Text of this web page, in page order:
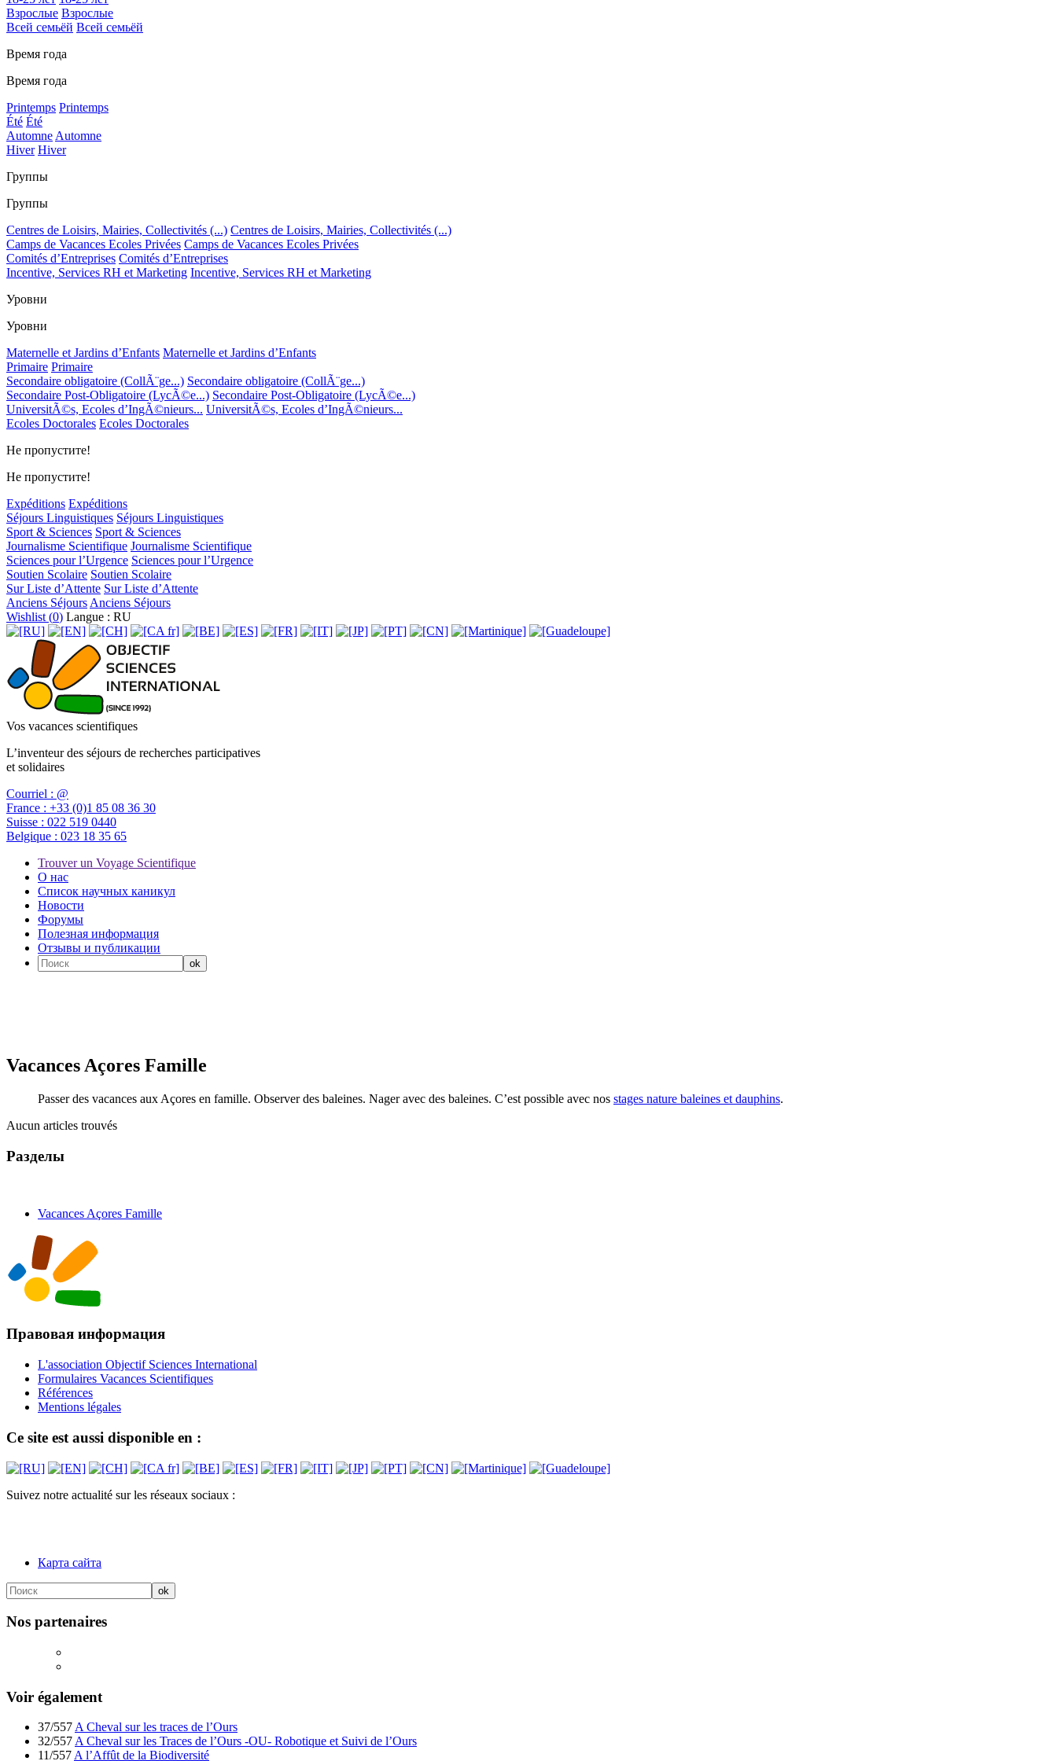
Взрослые Взрослые
Всей семьёй Всей семьёй
Время года
Время года
Printemps Printemps
Été Été
AutomneAutomne
Hiver Hiver
Группы
Группы
Centres de Loisirs, Mairies, Collectivités (...) Centres de Loisirs, Mairies, Collectivités (...)
Camps de Vacances Ecoles Privées Camps de Vacances Ecoles Privées
Comités d’Entreprises Comités d’Entreprises
Incentive, Services RH et Marketing Incentive, Services RH et Marketing
Уровни
Уровни
Maternelle et Jardins d’Enfants Maternelle et Jardins d’Enfants
Primaire Primaire
Secondaire obligatoire (CollÃ¨ge...) Secondaire obligatoire (CollÃ¨ge...)
Secondaire Post-Obligatoire (LycÃ©e...) Secondaire Post-Obligatoire (LycÃ©e...)
UniversitÃ©s, Ecoles d’IngÃ©nieurs... UniversitÃ©s, Ecoles d’IngÃ©nieurs...
Ecoles Doctorales Ecoles Doctorales
Не пропустите!
Не пропустите!
Expéditions Expéditions
Séjours Linguistiques Séjours Linguistiques
Sport & Sciences Sport & Sciences
Journalisme Scientifique Journalisme Scientifique
Sciences pour l’Urgence Sciences pour l’Urgence
Soutien Scolaire Soutien Scolaire
Sur Liste d’Attente Sur Liste d’Attente
Anciens SéjoursAnciens Séjours
Wishlist (0) Langue : RU
Vos vacances scientifiques
L’inventeur des séjours de recherches participatives
et solidaires
Courriel : @
France : +33 (0)1 85 08 36 30
Suisse : 022 519 0440
Belgique : 023 18 35 65
Trouver un Voyage Scientifique
О нас
Список научных каникул
Новости
Форумы
Полезная информация
Отзывы и публикации
Vacances Açores Famille
Passer des vacances aux Açores en famille. Observer des baleines. Nager avec des baleines. C’est possible avec nos stages nature baleines et dauphins.
Aucun articles trouvés
Разделы
Vacances Açores Famille
Правовая информация
L'association Objectif Sciences International
Formulaires Vacances Scientifiques
Références
Mentions légales
Ce site est aussi disponible en :
Suivez notre actualité sur les réseaux sociaux :
Карта сайта
Nos partenaires
Voir également
37/557A Cheval sur les traces de l’Ours
32/557A Cheval sur les Traces de l’Ours -OU- Robotique et Suivi de l’Ours
11/557A l’Affût de la Biodiversité